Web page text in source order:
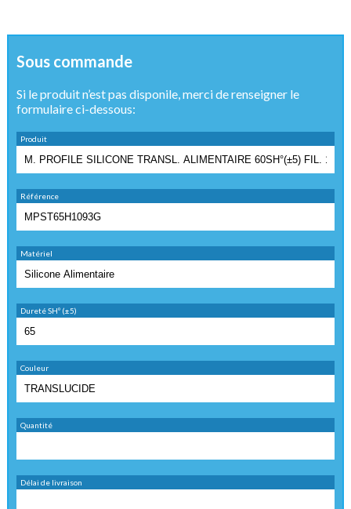
Sous commande
Si le produit n’est pas disponile, merci de renseigner le
formulaire ci-dessous:
Produit
Référence
Matériel
Dureté SHº (±5)
Couleur
Quantité
Délai de livraison